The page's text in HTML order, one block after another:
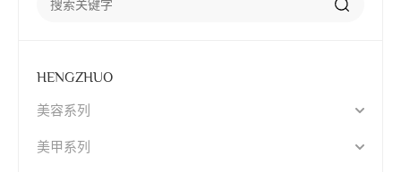
HENGZHUO
美容系列
美甲系列